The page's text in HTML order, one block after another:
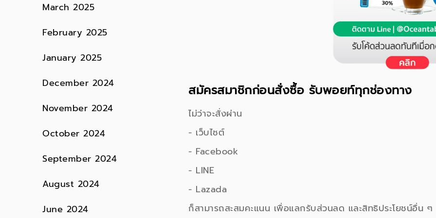
สมัครสมาชิกก่อนสั่งซื้อ รับพอยท์ทุกช่องทาง
ไม่ว่าจะสั่งผ่าน
- เว็บไซต์
- Facebook
- LINE
- Lazada
ก็สามารถสะสมคะแนน เพื่อแลกรับส่วนลด และสิทธิประโยชน์อื่น
March 2025
February 2025
January 2025
December 2024
November 2024
October 2024
September 2024
August 2024
June 2024